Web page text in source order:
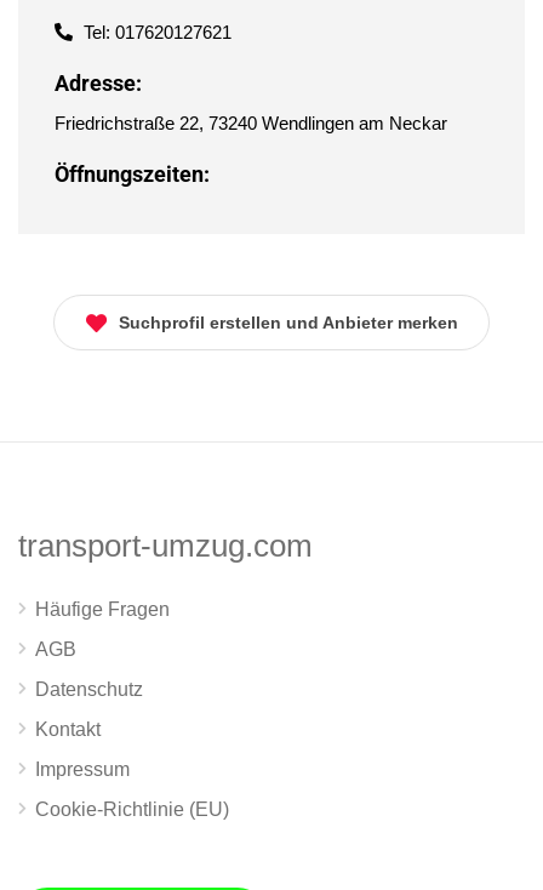
Tel: 017620127621
Adresse:
Friedrichstraße 22, 73240 Wendlingen am Neckar
Öffnungszeiten:
Suchprofil erstellen und Anbieter merken
transport-umzug.com
Häufige Fragen
AGB
Datenschutz
Kontakt
Impressum
Cookie-Richtlinie (EU)